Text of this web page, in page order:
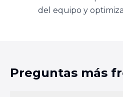
del equipo y
Preguntas más